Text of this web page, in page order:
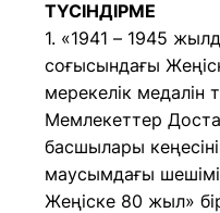
ТҮСІНДІРМЕ
1. «1941 – 1945
соғысындағы
мерекелік медалін
Мемлекеттер
басшылары
маусымдағы
Жеңіске 80 жыл»